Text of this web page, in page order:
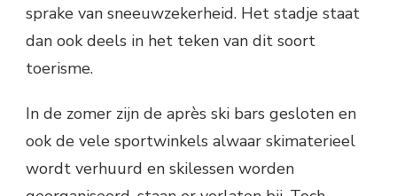
sprake van sneeuwzekerheid. Het stadje staat
dan ook deels in het teken van dit soort
toerisme.
In de zomer zijn de après ski bars gesloten en
ook de vele sportwinkels alwaar skimaterieel
wordt verhuurd en skilessen worden